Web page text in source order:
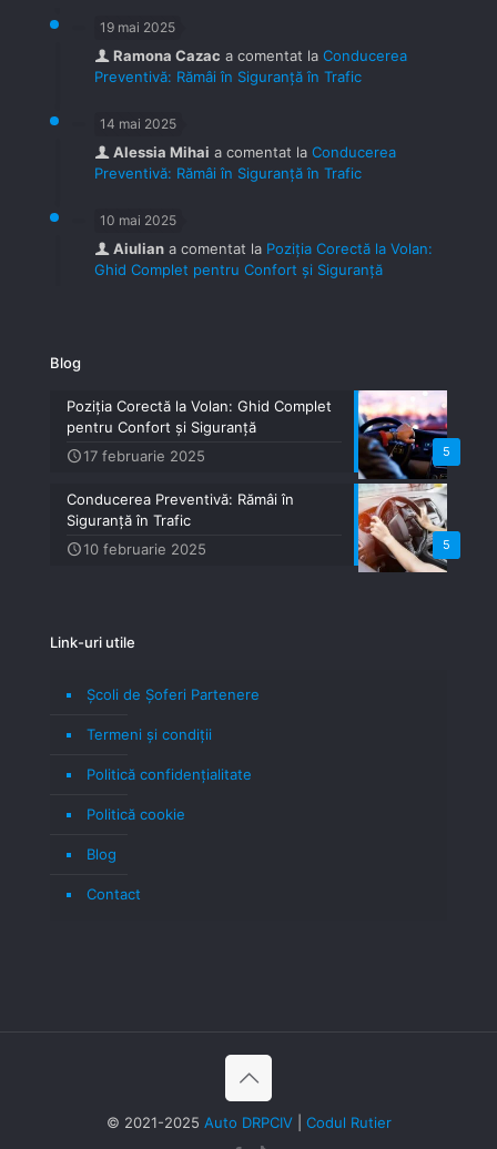
19 mai 2025
Ramona Cazac a comentat la Conducerea
Preventivă: Rămâi în Siguranță în Trafic
14 mai 2025
Alessia Mihai a comentat la Conducerea
Preventivă: Rămâi în Siguranță în Trafic
10 mai 2025
Aiulian a comentat la Poziția Corectă la Volan:
Ghid Complet pentru Confort și Siguranță
Blog
5
Poziția Corectă la Volan: Ghid Complet
pentru Confort și Siguranță
17 februarie 2025
5
Conducerea Preventivă: Rămâi în
Siguranță în Trafic
10 februarie 2025
Link-uri utile
Școli de Șoferi Partenere
Termeni şi condiţii
Politică confidenţialitate
Politică cookie
Blog
Contact
© 2021-2025 Auto DRPCIV| Codul Rutier